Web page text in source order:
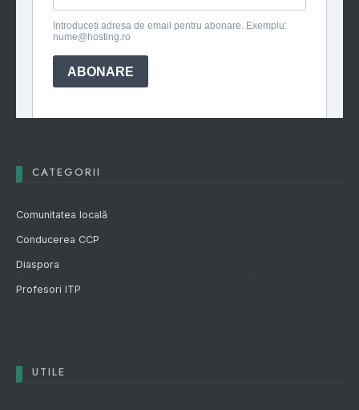
CATEGORII
Comunitatea locală
Conducerea CCP
Diaspora
Profesori ITP
UTILE